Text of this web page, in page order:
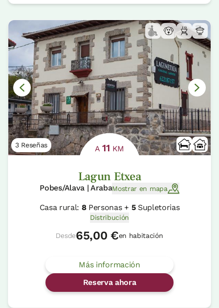
3 Reseñas A11 KM
Lagun Etxea
Pobes/Alava | ArabaMostrar en mapa
Casa rural: 8Personas + 5Supletorias
Distribución
Desde65,00 €en habitación
Más información
Reserva ahora